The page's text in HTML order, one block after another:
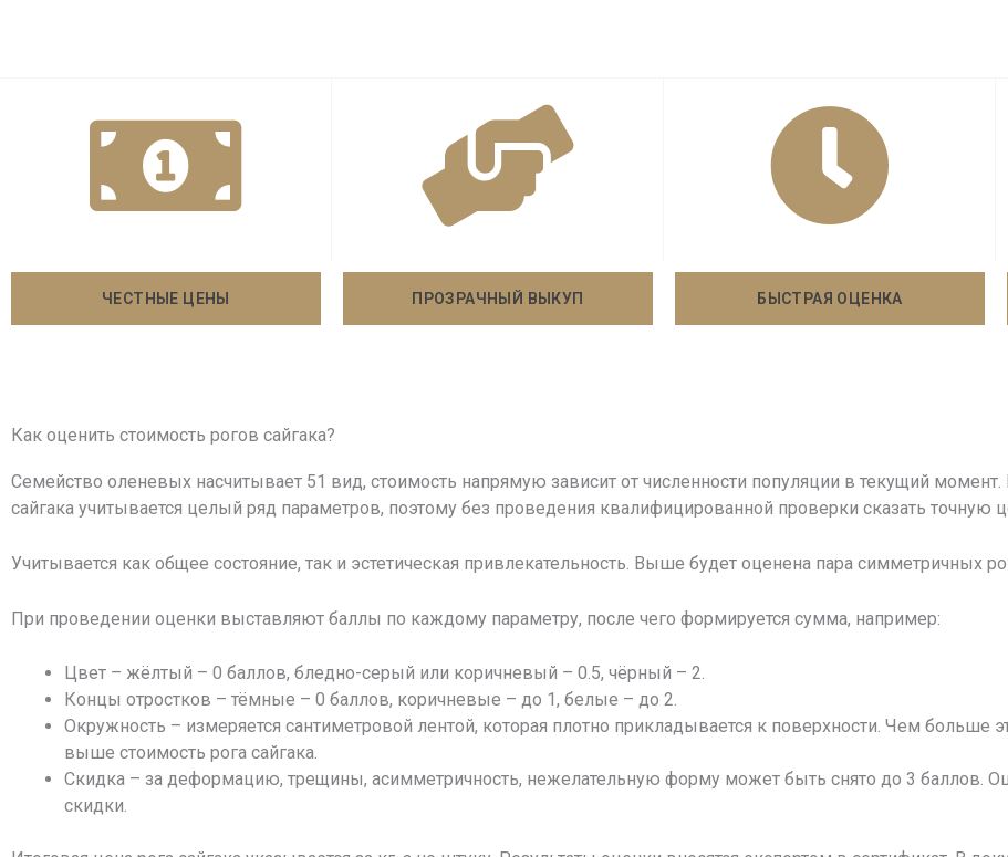
ЧЕСТНЫЕ ЦЕНЫ ПРОЗРАЧНЫЙ ВЫКУП БЫСТРАЯ ОЦЕНКА
Как оценить стоимость рогов сайгака?
Семейство оленевых насчитывает 51 вид, стоимость напрямую зависит от численности популяции в текущий
сайгака учитывается целый ряд параметров, поэтому без проведения квалифицированной проверки сказать точную
Учитывается как общее состояние, так и эстетическая привлекательность. Выше будет оценена пара симметричных
При проведении оценки выставляют баллы по каждому параметру, после чего формируется сумма, например:
Цвет – жёлтый – 0 баллов, бледно-серый или коричневый – 0.5, чёрный – 2.
Концы отростков – тёмные – 0 баллов, коричневые – до 1, белые – до 2.
Окружность – измеряется сантиметровой лентой, которая плотно прикладывается к поверхности. Чем больше
выше стоимость рога сайгака.
Скидка – за деформацию, трещины, асимметричность, нежелательную форму может быть снято до 3 баллов.
скидки.